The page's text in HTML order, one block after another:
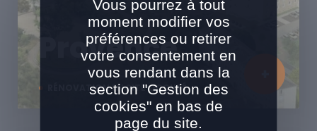
RÉNOVATION EN SITE OCCUPÉ
Provence
Vous pourrez à tout
moment modifier vos
préférences ou retirer
votre consentement en
vous rendant dans la
section "Gestion des
cookies" en bas de
page du site.